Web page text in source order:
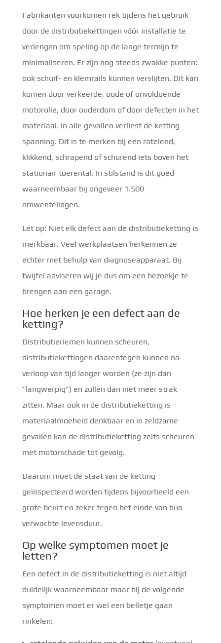
Fabrikanten voorkomen rek tijdens het gebruik
door de distributiekettingen vóór installatie te
verlengen om speling op de lange termijn te
minimaliseren. Er zijn nog steeds zwakke punten:
ook schuif- en klemrails kunnen verslijten. Dit kan
komen door verkeerde, oude of onvoldoende
motorolie, door ouderdom of door defecten in het
materiaal. In alle gevallen verliest de ketting
spanning. Dit is te merken bij een ratelend,
klikkend, schrapend of schurend iets boven het
stationair toerental. In stilstand is dit goed
waarneembaar bij ongeveer 1.500
omwentelingen.
Let op: Niet elk defect aan de distributieketting is
merkbaar. Veel werkplaatsen herkennen ze
echter met behulp van diagnoseapparaat. Bij
twijfel adviseren wij je dus om een bezoekje te
brengen aan een garage.
Hoe herken je een defect aan de
ketting?
Distributieriemen kunnen scheuren,
distributiekettingen daarentegen kunnen na
verloop van tijd langer worden (ze zijn dan
“langwerpig”) en zullen dan niet meer strak
zitten. Maar ook in de distributieketting is
materiaalmoeheid denkbaar en in zeldzame
gevallen kan de distributieketting zelfs scheuren
met motorschade tot gevolg.
Daarom moet de staat van de ketting
geïnspecteerd worden tijdens bijvoorbeeld een
grote beurt en zeker tegen het einde van hun
verwachte levensduur.
Op welke symptomen moet je
letten?
Een defect in de distributieketting is niet altijd
duidelijk waarneembaar maar bij de volgende
symptomen moet er wel een belletje gaan
rinkelen: